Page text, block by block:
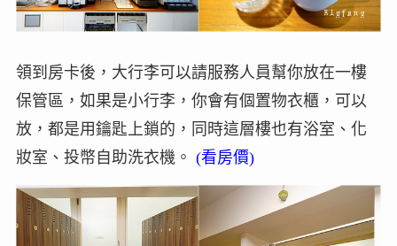
領到房卡後，大行李可以請服務人員幫你放在一樓
保管區，如果是小行李，你會有個置物衣櫃，可以
放，都是用鑰匙上鎖的，同時這層樓也有浴室、化
妝室、投幣自助洗衣機。 (看房價)